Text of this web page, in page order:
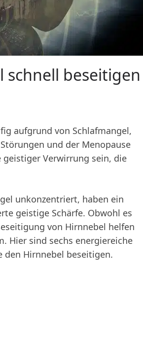
schnell beseitigen
aufgrund von Schlafmangel,
und der Menopause
geistiger Verwirrung sein, die
unkonzentriert, haben ein
geistige Schärfe. Obwohl es
von Hirnnebel helfen
Hier sind sechs energiereiche
den Hirnnebel beseitigen.